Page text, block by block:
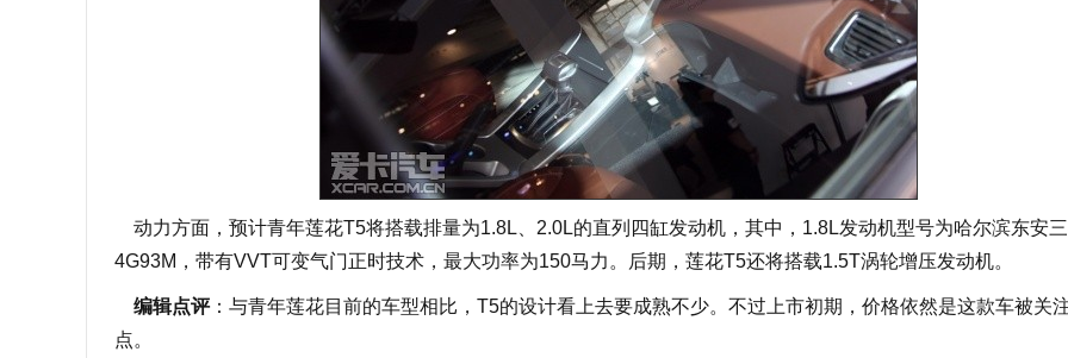
动力方面，预计青年莲花T5将搭载排量为1.8L、2.0L的直列四缸发动机，其中，1.8L发动机型号为哈尔滨东安
4G93M，带有VVT可变气门正时技术，最大功率为150马力。后期，莲花T5还将搭载1.5T涡轮增压发动机。
编辑点评：与青年莲花目前的车型相比，T5的设计看上去要成熟不少。不过上市初期，价格依然是这款车被关
点。